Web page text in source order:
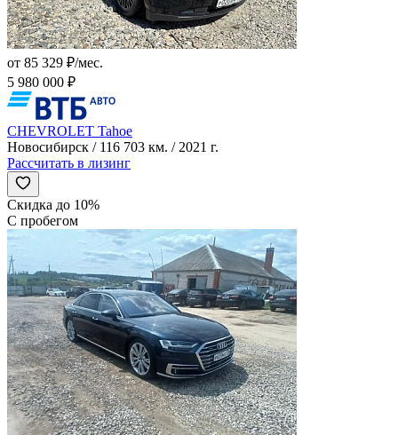
от 85 329 ₽/мес.
5 980 000 ₽
CHEVROLET Tahoe
Новосибирск / 116 703 км. / 2021 г.
Рассчитать в лизинг
Скидка до 10%
С пробегом